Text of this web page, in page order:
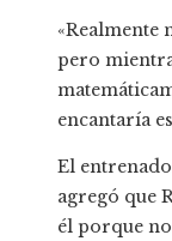
«Realmente
pero
encantaría
El
agregó que
él porque